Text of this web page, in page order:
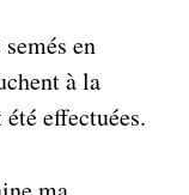
en
à la
effectuées.